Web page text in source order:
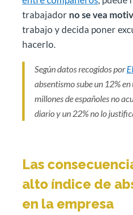
trabajador no se vea
trabajo y decida poner
hacerlo.
Según datos recogidos por
absentismo sube un 12%
millones de españoles no
diario y un 22% no lo
Las
alto índice de
en la empresa